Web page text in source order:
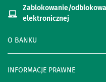
O BANKU
INFORMACJE PRAWNE
Zablokowanie/
elektronicznej